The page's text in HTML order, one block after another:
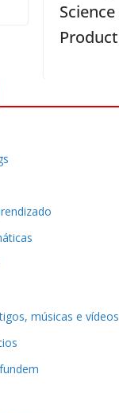
Science of
Productivity
músicas e vídeos